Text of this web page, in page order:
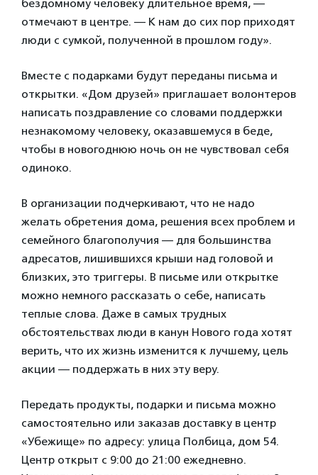
бездомному человеку длительное время, —
отмечают в центре. — К нам до сих пор приходят
люди с сумкой, полученной в прошлом году».
Вместе с подарками будут переданы письма и
открытки. «Дом друзей» приглашает волонтеров
написать поздравление со словами поддержки
незнакомому человеку, оказавшемуся в беде,
чтобы в новогоднюю ночь он не чувствовал себя
одиноко.
В организации подчеркивают, что не надо
желать обретения дома, решения всех проблем и
семейного благополучия — для большинства
адресатов, лишившихся крыши над головой и
близких, это триггеры. В письме или открытке
можно немного рассказать о себе, написать
теплые слова. Даже в самых трудных
обстоятельствах люди в канун Нового года хотят
верить, что их жизнь изменится к лучшему, цель
акции — поддержать в них эту веру.
Передать продукты, подарки и письма можно
самостоятельно или заказав доставку в центр
«Убежище» по адресу: улица Полбица, дом 54.
Центр открыт с 9:00 до 21:00 ежедневно.